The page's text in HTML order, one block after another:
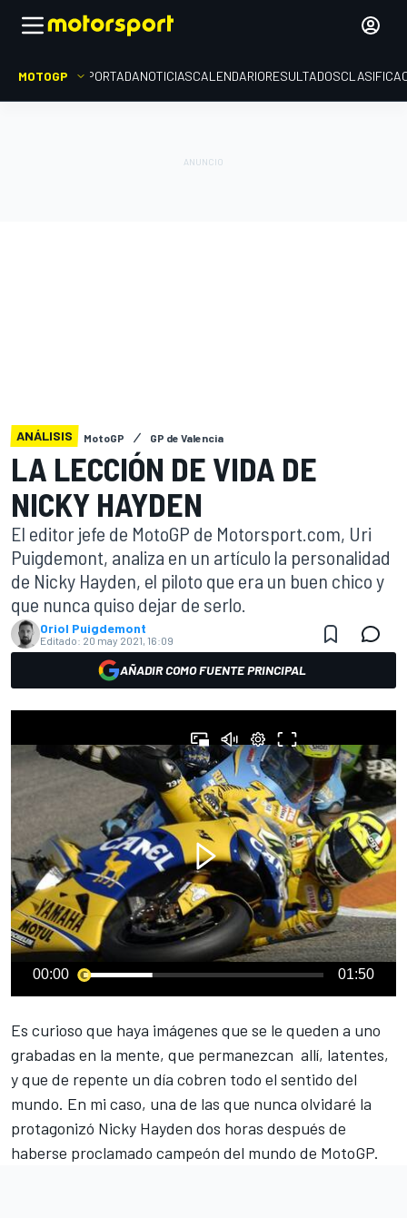
MOTOGP PORTADANOTICIASCALENDARIORESULTADOS
ANÁLISIS MotoGP GP de Valencia
LA LECCIÓN DE VIDA DE
NICKY HAYDEN
El editor jefe de MotoGP de Motorsport.com, Uri
Puigdemont, analiza en un artículo la personalidad
de Nicky Hayden, el piloto que era un buen chico y
que nunca quiso dejar de serlo.
Oriol Puigdemont
Editado: 20 may 2021, 16:09
AÑADIR COMO FUENTE PRINCIPAL
00:00 01:50
Es curioso que haya imágenes que se le queden a uno
grabadas en la mente, que permanezcan allí, latentes,
y que de repente un día cobren todo el sentido del
mundo. En mi caso, una de las que nunca olvidaré la
protagonizó Nicky Hayden dos horas después de
haberse proclamado campeón del mundo de MotoGP.